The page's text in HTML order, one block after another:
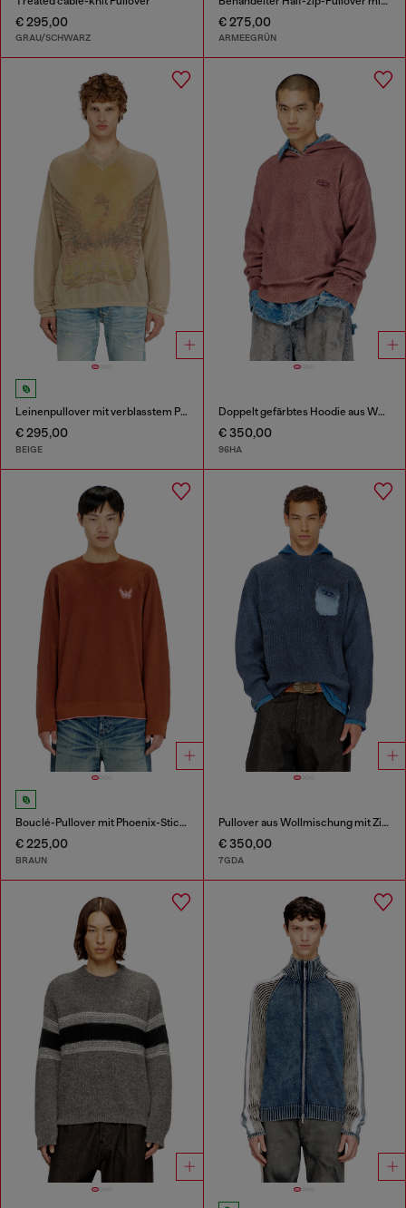
€ 295,00
GRAU/SCHWARZ
€ 275,00
ARMEEGRÜN
Leinenpullover mit verblasstem Phoenix-Print
€ 295,00
BEIGE
Doppelt gefärbtes Hoodie aus Wollmischstrick
€ 350,00
96HA
Bouclé-Pullover mit Phoenix-Stickerei
€ 225,00
BRAUN
Pullover aus Wollmischung mit Zier-Brusttasche
€ 350,00
7GDA